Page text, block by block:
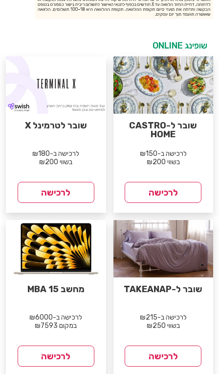
שופינג ONLINE
שובר ל-CASTRO
HOME
לרכישה ב-₪150
בשווי ₪200
לרכישה
שובר לטרמינל X
לרכישה ב-₪180
בשווי ₪200
לרכישה
שובר ל-TAKEANAP
לרכישה ב-₪215
בשווי ₪250
לרכישה
מחשב MBA 15
לרכישה ב-₪6000
במקום ₪7593
לרכישה